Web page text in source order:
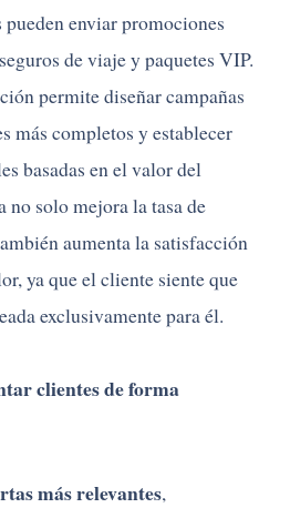
enviar promociones
de viaje y paquetes VIP.
permite diseñar campañas
más completos y establecer
basadas en el valor del
no solo mejora la tasa de
aumenta la satisfacción
ya que el cliente siente que
exclusivamente para él.
clientes de forma
más relevantes,